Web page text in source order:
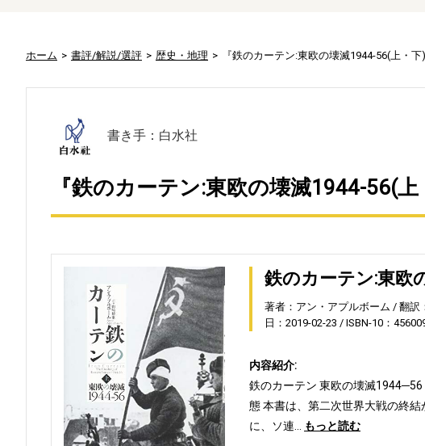
ホーム 書評/解説/選評 歴史・地理 『鉄のカーテン:東欧の壊滅1944-56(上・
書き手：白水社
『鉄のカーテン:東欧の壊滅1944-56(
鉄のカーテン:東欧
著者：アン・アプルボーム 翻訳
日：2019-02-23
ISBN-10：
内容紹介:
鉄のカーテン 東欧の壊滅
態 本書は、第二次世界大戦の終
に、ソ連…
もっと読む